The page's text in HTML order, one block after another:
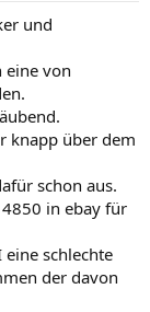
und
eine von
knapp über dem
schon aus.
in ebay für
eine schlechte
der davon